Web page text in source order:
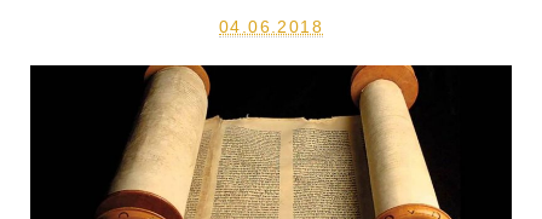
04.06.2018